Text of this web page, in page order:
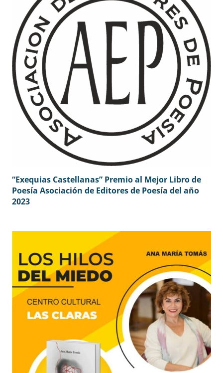
“Exequias Castellanas” Premio al Mejor Libro de
Poesía Asociación de Editores de Poesía del año
2023